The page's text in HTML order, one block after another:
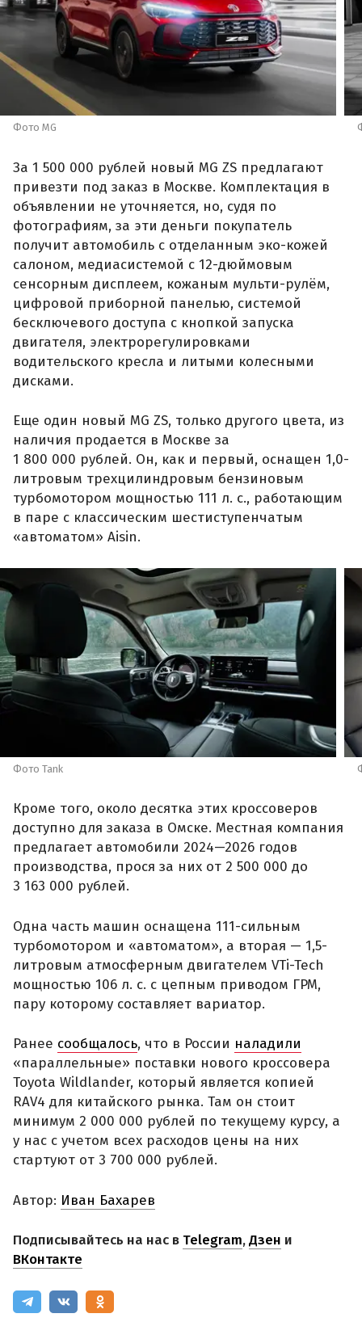
Фото MG
За 1 500 000 рублей новый MG ZS предлагают
привезти под заказ в Москве. Комплектация в
объявлении не уточняется, но, судя по
фотографиям, за эти деньги покупатель
получит автомобиль с отделанным эко-кожей
салоном, медиасистемой с 12-дюймовым
сенсорным дисплеем, кожаным мульти-рулём,
цифровой приборной панелью, системой
бесключевого доступа с кнопкой запуска
двигателя, электрорегулировками
водительского кресла и литыми колесными
дисками.
Еще один новый MG ZS, только другого цвета, из
наличия продается в Москве за
1 800 000 рублей. Он, как и первый, оснащен 1,0-
литровым трехцилиндровым бензиновым
турбомотором мощностью 111 л. с., работающим
в паре с классическим шестиступенчатым
«автоматом» Aisin.
Фото Tank
Кроме того, около десятка этих кроссоверов
доступно для заказа в Омске. Местная компания
предлагает автомобили 2024—2026 годов
производства, прося за них от 2 500 000 до
3 163 000 рублей.
Одна часть машин оснащена 111-сильным
турбомотором и «автоматом», а вторая — 1,5-
литровым атмосферным двигателем VTi-Tech
мощностью 106 л. с. с цепным приводом ГРМ,
пару которому составляет вариатор.
Ранее сообщалось, что в России наладили
«параллельные» поставки нового кроссовера
Toyota Wildlander, который является копией
RAV4 для китайского рынка. Там он стоит
минимум 2 000 000 рублей по текущему курсу, а
у нас с учетом всех расходов цены на них
стартуют от 3 700 000 рублей.
Автор: Иван Бахарев
Подписывайтесь на нас в Telegram,Дзен и
ВКонтакте